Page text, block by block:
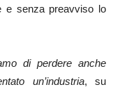
e senza preavviso lo
di perdere anche
un’industria, su